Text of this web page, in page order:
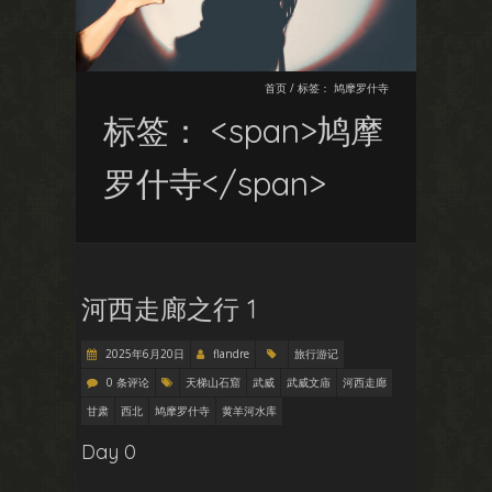
首页 / 标签： 鸠摩罗什寺
标签： <span>鸠摩
罗什寺</span>
河西走廊之行 1
2025年6月20日 flandre
旅行游记
0 条评论
天梯山石窟 武威 武威文庙
河西走廊
甘肃
西北 鸠摩罗什寺 黄羊河水库
Day 0